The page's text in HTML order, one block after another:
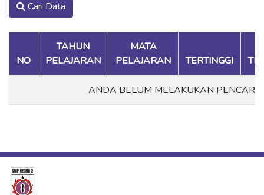
Cari Data
NO
TAHUN
PELAJARAN
MATA
PELAJARAN
TERTINGGI
ANDA BELUM MELAKUKAN